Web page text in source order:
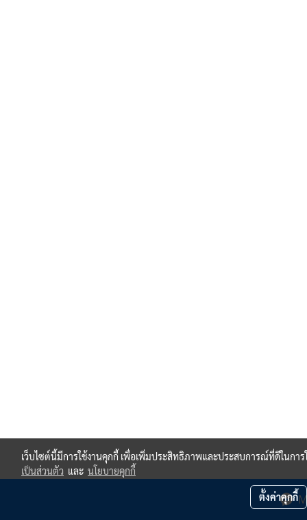
เว็บไซต์นี้มีการใช้งานคุกกี้ เพื่อเพิ่มประสิทธิภาพและประสบการณ์ที่ดีในกา
เป็นส่วนตัว และ นโยบายคุกกี้
ตั้งค่าคุกกี้